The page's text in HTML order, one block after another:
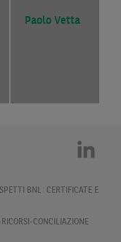
Paolo Vetta
BNL CERTIFICATE E
CONCILIAZIONE